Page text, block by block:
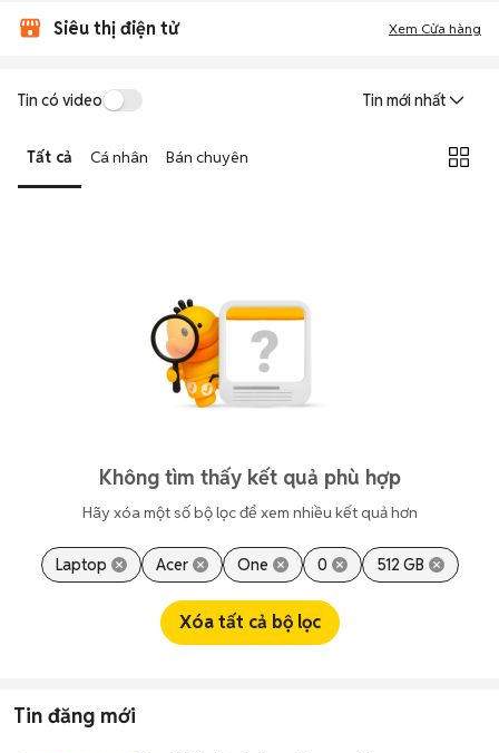
Siêu thị điện tử Xem Cửa hàng
Tin có video Tin mới nhất
Tất cả Cá nhân Bán chuyên
Không tìm thấy kết quả phù hợp
Hãy xóa một số bộ lọc để xem nhiều kết quả hơn
Laptop Acer One 0 512 GB
Xóa tất cả bộ lọc
Tin đăng mới